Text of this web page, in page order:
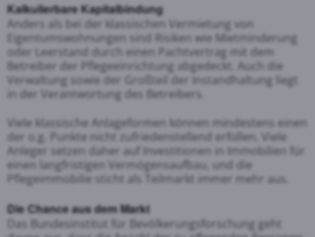
Kalkulierbare Kapitalbindung
Anders als bei der klassischen Vermietung von
Eigentumswohnungen sind Risiken wie Mietminderung
oder Leerstand durch einen Pachtvertrag mit dem
Betreiber der Pflegeeinrichtung abgedeckt. Auch die
Verwaltung sowie der Großteil der Instandhaltung liegt
in der Verantwortung des Betreibers.
Viele klassische Anlageformen können mindestens einen
der o.g. Punkte nicht zufriedenstellend erfüllen. Viele
Anleger setzen daher auf Investitionen in Immobilien für
einen langfristigen Vermögensaufbau, und die
Pflegeimmobilie sticht als Teilmarkt immer mehr aus.
Die Chance aus dem Markt
Das Bundesinstitut für Bevölkerungsforschung geht